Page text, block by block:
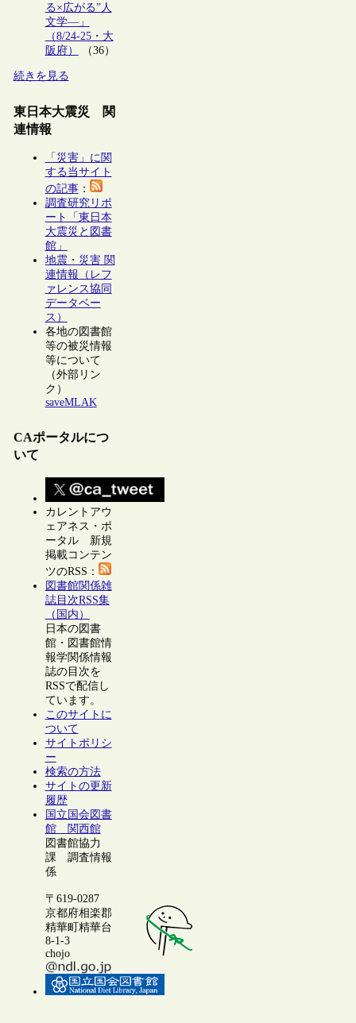
る×広がる”人
文学―」
（8/24-25・大
阪府）
（36）
続きを見る
東日本大震災 関
連情報
「災害」に関
する当サイト
の記事：
調査研究リポ
ート「東日本
大震災と図書
館」
地震・災害 関
連情報（レフ
ァレンス協同
データベー
ス）
各地の図書館
等の被災情報
等について
（外部リン
ク）
saveMLAK
CAポータルにつ
いて
カレントアウ
ェアネス・ポ
ータル 新規
掲載コンテン
ツのRSS：
図書館関係雑
誌目次RSS集
（国内）
日本の図書
館・図書館情
報学関係情報
誌の目次を
RSSで配信し
ています。
このサイトに
ついて
サイトポリシ
ー
検索の方法
サイトの更新
履歴
国立国会図書
館 関西館
図書館協力
課 調査情報
係
〒619-0287
京都府相楽郡
精華町精華台
8-1-3
chojo